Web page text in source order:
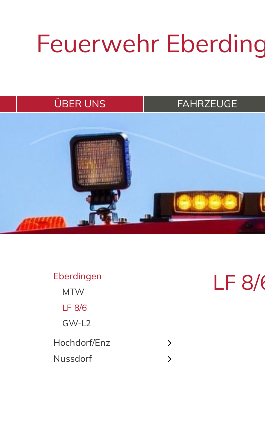
Feuerwehr
ÜBER UNS FAHRZEUGE
Eberdingen
MTW
LF 8/6
GW-L2
Hochdorf/Enz
Nussdorf
LF